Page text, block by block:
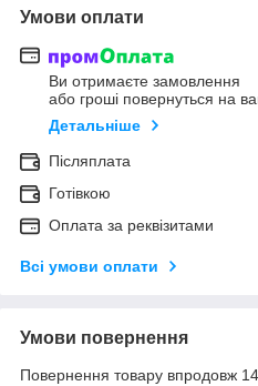
Умови оплати
Ви отримаєте замовлення
або гроші повернуться на
Детальніше
Післяплата
Готівкою
Оплата за реквізитами
Всі умови оплати
Умови повернення
Повернення товару впродовж